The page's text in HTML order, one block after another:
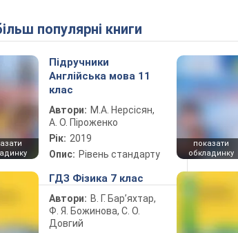
популярні книги
Підручники
Англійська мова 11
клас
Автори: М.А. Нерсісян,
А. О. Піроженко
Рік: 2019
Опис: Рівень стандарту
показати
обкладинку
ГДЗ Фізика 7 клас
Автори: В. Г. Бар’яхтар,
Ф. Я. Божинова, С. О.
Довгий